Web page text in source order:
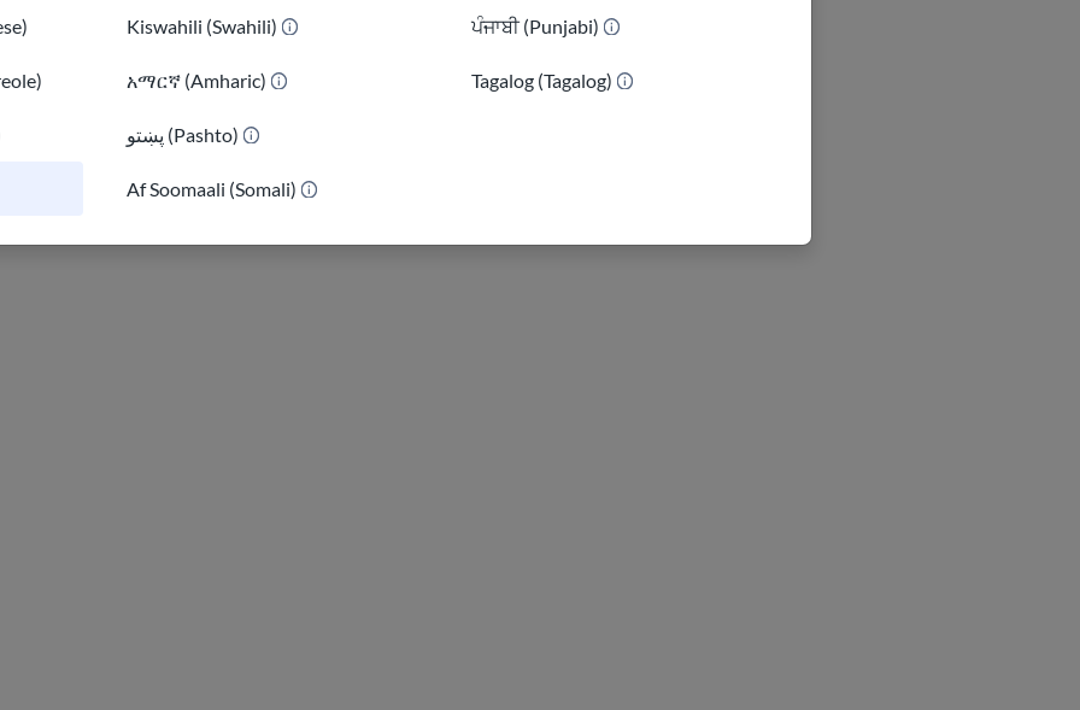
Kiswahili (Swahili)
አማርኛ (Amharic)
پښتو (Pashto)
Af Soomaali (Somali)
ਪੰਜਾਬੀ (Punjabi)
Tagalog (Tagalog)